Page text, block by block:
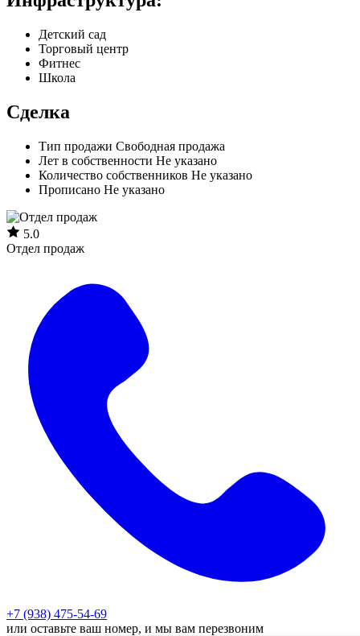
Детский сад
Торговый центр
Фитнес
Школа
Сделка
Тип продажи Свободная продажа
Лет в собственности Не указано
Количество собственников Не указано
Прописано Не указано
5.0
Отдел продаж
+7 (938) 475-54-69
или оставьте ваш номер, и мы вам перезвоним